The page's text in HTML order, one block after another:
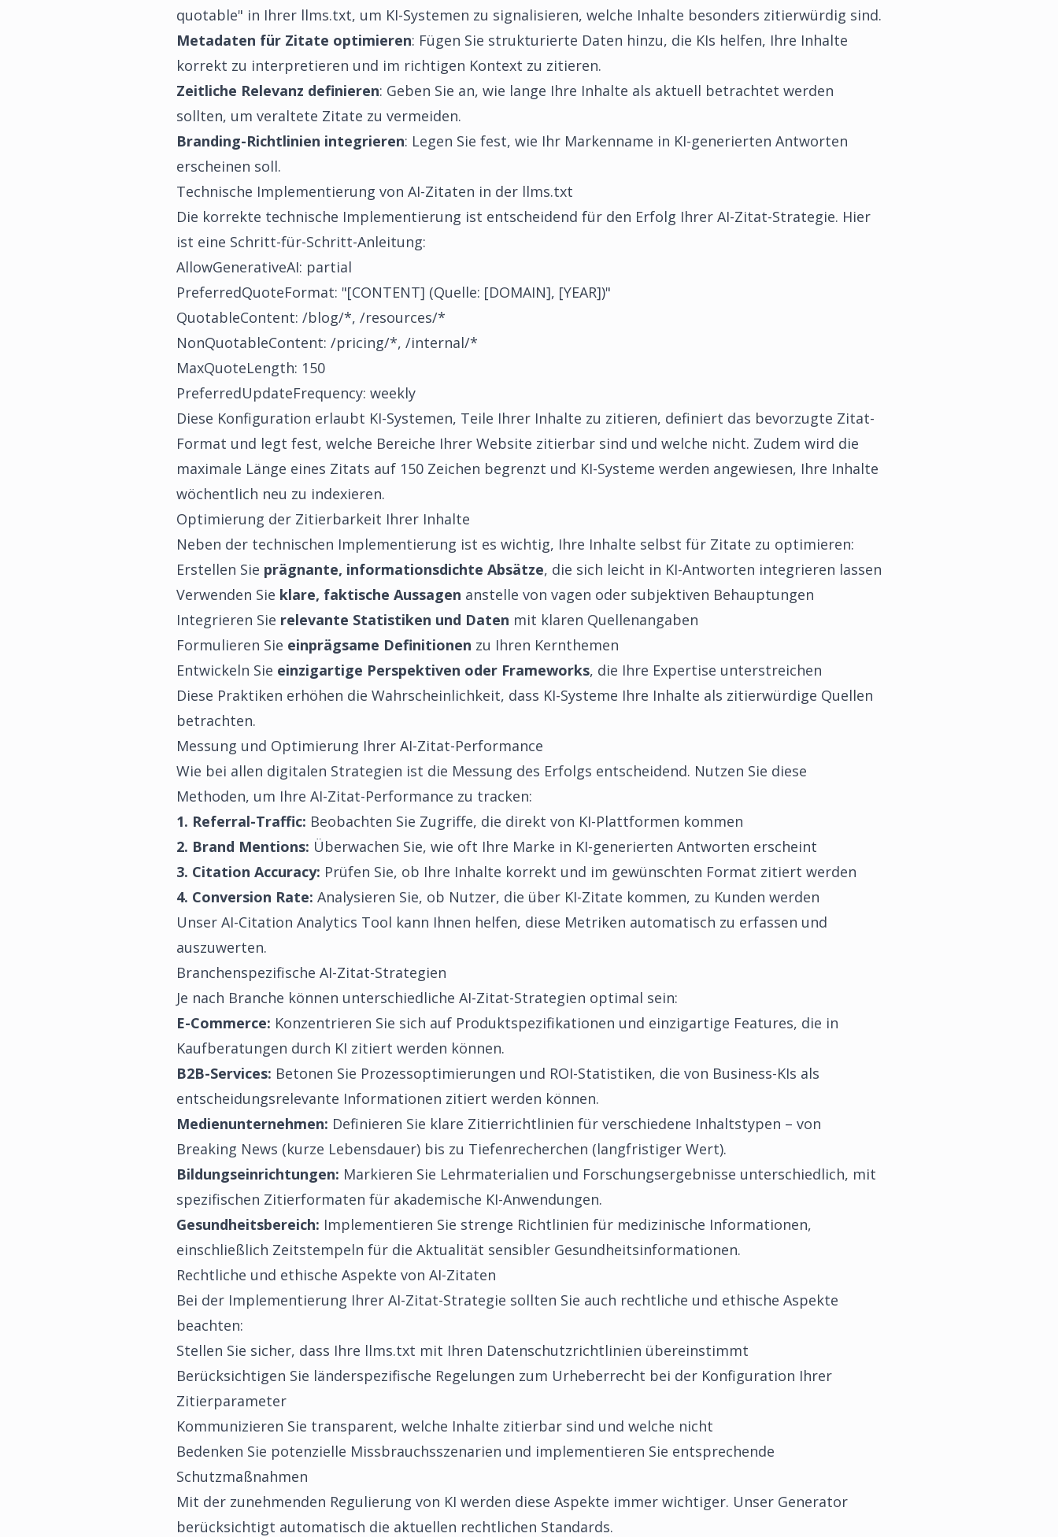
quotable" in Ihrer llms.txt, um KI-Systemen zu signalisieren, welche Inhalte besonders zitierwürdig sind.
Metadaten für Zitate optimieren: Fügen Sie strukturierte Daten hinzu, die KIs helfen, Ihre Inhalte
korrekt zu interpretieren und im richtigen Kontext zu zitieren.
Zeitliche Relevanz definieren: Geben Sie an, wie lange Ihre Inhalte als aktuell betrachtet werden
sollten, um veraltete Zitate zu vermeiden.
Branding-Richtlinien integrieren: Legen Sie fest, wie Ihr Markenname in KI-generierten Antworten
erscheinen soll.
Technische Implementierung von AI-Zitaten in der llms.txt
Die korrekte technische Implementierung ist entscheidend für den Erfolg Ihrer AI-Zitat-Strategie. Hier
ist eine Schritt-für-Schritt-Anleitung:
AllowGenerativeAI: partial
PreferredQuoteFormat: "[CONTENT] (Quelle: [DOMAIN], [YEAR])"
QuotableContent: /blog/*, /resources/*
NonQuotableContent: /pricing/*, /internal/*
MaxQuoteLength: 150
PreferredUpdateFrequency: weekly
Diese Konfiguration erlaubt KI-Systemen, Teile Ihrer Inhalte zu zitieren, definiert das bevorzugte Zitat-
Format und legt fest, welche Bereiche Ihrer Website zitierbar sind und welche nicht. Zudem wird die
maximale Länge eines Zitats auf 150 Zeichen begrenzt und KI-Systeme werden angewiesen, Ihre Inhalte
wöchentlich neu zu indexieren.
Optimierung der Zitierbarkeit Ihrer Inhalte
Neben der technischen Implementierung ist es wichtig, Ihre Inhalte selbst für Zitate zu optimieren:
Erstellen Sie prägnante, informationsdichte Absätze, die sich leicht in KI-Antworten integrieren lassen
Verwenden Sie klare, faktische Aussagen anstelle von vagen oder subjektiven Behauptungen
Integrieren Sie relevante Statistiken und Daten mit klaren Quellenangaben
Formulieren Sie einprägsame Definitionen zu Ihren Kernthemen
Entwickeln Sie einzigartige Perspektiven oder Frameworks, die Ihre Expertise unterstreichen
Diese Praktiken erhöhen die Wahrscheinlichkeit, dass KI-Systeme Ihre Inhalte als zitierwürdige Quellen
betrachten.
Messung und Optimierung Ihrer AI-Zitat-Performance
Wie bei allen digitalen Strategien ist die Messung des Erfolgs entscheidend. Nutzen Sie diese
Methoden, um Ihre AI-Zitat-Performance zu tracken:
1. Referral-Traffic: Beobachten Sie Zugriffe, die direkt von KI-Plattformen kommen
2. Brand Mentions: Überwachen Sie, wie oft Ihre Marke in KI-generierten Antworten erscheint
3. Citation Accuracy: Prüfen Sie, ob Ihre Inhalte korrekt und im gewünschten Format zitiert werden
4. Conversion Rate: Analysieren Sie, ob Nutzer, die über KI-Zitate kommen, zu Kunden werden
Unser AI-Citation Analytics Tool kann Ihnen helfen, diese Metriken automatisch zu erfassen und
auszuwerten.
Branchenspezifische AI-Zitat-Strategien
Je nach Branche können unterschiedliche AI-Zitat-Strategien optimal sein:
E-Commerce: Konzentrieren Sie sich auf Produktspezifikationen und einzigartige Features, die in
Kaufberatungen durch KI zitiert werden können.
B2B-Services: Betonen Sie Prozessoptimierungen und ROI-Statistiken, die von Business-KIs als
entscheidungsrelevante Informationen zitiert werden können.
Medienunternehmen: Definieren Sie klare Zitierrichtlinien für verschiedene Inhaltstypen – von
Breaking News (kurze Lebensdauer) bis zu Tiefenrecherchen (langfristiger Wert).
Bildungseinrichtungen: Markieren Sie Lehrmaterialien und Forschungsergebnisse unterschiedlich, mit
spezifischen Zitierformaten für akademische KI-Anwendungen.
Gesundheitsbereich: Implementieren Sie strenge Richtlinien für medizinische Informationen,
einschließlich Zeitstempeln für die Aktualität sensibler Gesundheitsinformationen.
Rechtliche und ethische Aspekte von AI-Zitaten
Bei der Implementierung Ihrer AI-Zitat-Strategie sollten Sie auch rechtliche und ethische Aspekte
beachten:
Stellen Sie sicher, dass Ihre llms.txt mit Ihren Datenschutzrichtlinien übereinstimmt
Berücksichtigen Sie länderspezifische Regelungen zum Urheberrecht bei der Konfiguration Ihrer
Zitierparameter
Kommunizieren Sie transparent, welche Inhalte zitierbar sind und welche nicht
Bedenken Sie potenzielle Missbrauchsszenarien und implementieren Sie entsprechende
Schutzmaßnahmen
Mit der zunehmenden Regulierung von KI werden diese Aspekte immer wichtiger. Unser Generator
berücksichtigt automatisch die aktuellen rechtlichen Standards.